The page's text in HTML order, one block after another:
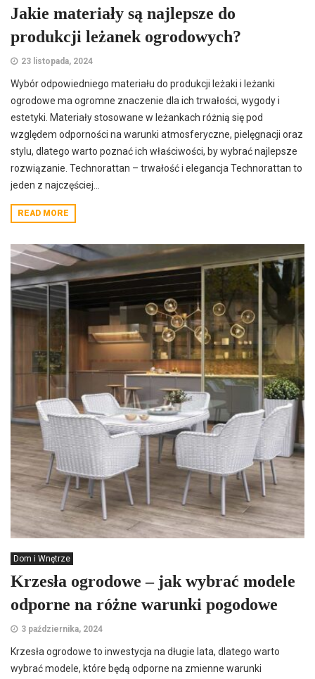
Jakie materiały są najlepsze do
produkcji leżanek ogrodowych?
23 listopada, 2024
Wybór odpowiedniego materiału do produkcji leżaki i leżanki
ogrodowe ma ogromne znaczenie dla ich trwałości, wygody i
estetyki. Materiały stosowane w leżankach różnią się pod
względem odporności na warunki atmosferyczne, pielęgnacji oraz
stylu, dlatego warto poznać ich właściwości, by wybrać najlepsze
rozwiązanie. Technorattan – trwałość i elegancja Technorattan to
jeden z najczęściej...
READ MORE
Dom i Wnętrze
Krzesła ogrodowe – jak wybrać modele
odporne na różne warunki pogodowe
3 października, 2024
Krzesła ogrodowe to inwestycja na długie lata, dlatego warto
wybrać modele, które będą odporne na zmienne warunki